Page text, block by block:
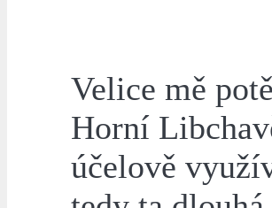
Velice mě
Horní
účelově